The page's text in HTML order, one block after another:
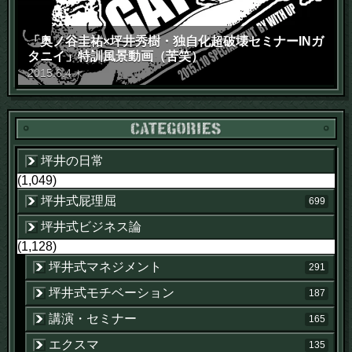
「奥ノ谷圭祐×坪井秀樹・独自化超破壊セミナーINガ
タニイ」特訓風景動画（苦笑）
2015.6.4 木
坪井の日常
(1,049)
坪井式屁理屈
699
坪井式ビジネス論
(1,128)
坪井式マネジメント
291
坪井式モチベーション 187
講演・セミナー 165
エクスマ 135